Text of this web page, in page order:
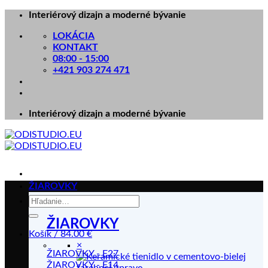
Skip
content
Interiérový dizajn a moderné bývanie
LOKÁCIA
KONTAKT
08:00 - 15:00
+421 903 274 471
Interiérový dizajn a moderné bývanie
Hľadať:
Košík /84.00€
×
ŽIAROVKY
ŽIAROVKY
ŽIAROVKY - E27
ŽIAROVKY - E14